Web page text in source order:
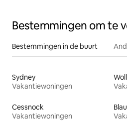
Bestemmingen om te
Bestemmingen in de buurt
Sydney
Vakantiewoningen
Cessnock
Vakantiewoningen